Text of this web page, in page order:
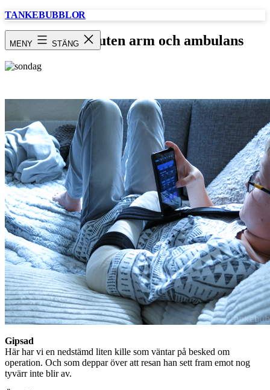
Hoppa
TANKEBUBBLOR
MENY STÄNG
Söndag / bruten arm och ambulans
Gipsad
Här har vi en nedstämd liten kille som väntar på besked om
operation. Och som deppar över att resan han sett fram emot nog
tyvärr inte blir av.